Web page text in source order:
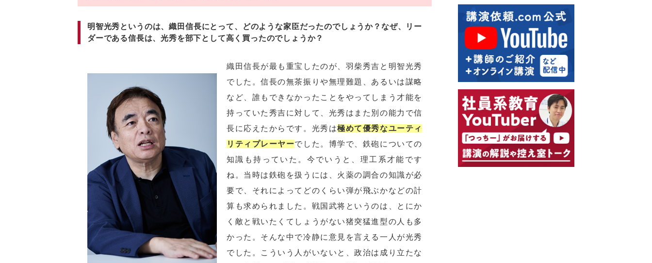
明智光秀というのは、織田信長にとって、どのような家臣だったのでしょうか？なぜ、リー
ダーである信長は、光秀を部下として高く買ったのでしょうか？
織田信長が最も重宝したのが、羽柴秀吉と明智光秀
でした。信長の無茶振りや無理難題、あるいは謀略
など、誰もできなかったことをやってしまう才能を
持っていた秀吉に対して、光秀はまた別の能力で信
長に応えたからです。光秀は極めて優秀なユーティ
リティプレーヤーでした。博学で、鉄砲についての
知識も持っていた。今でいうと、理工系才能です
ね。当時は鉄砲を扱うには、火薬の調合の知識が必
要で、それによってどのくらい弾が飛ぶかなどの計
算も求められました。戦国武将というのは、とにか
く敵と戦いたくてしょうがない猪突猛進型の人も多
かった。そんな中で冷静に意見を言える一人が光秀
でした。こういう人がいないと、政治は成り立たな